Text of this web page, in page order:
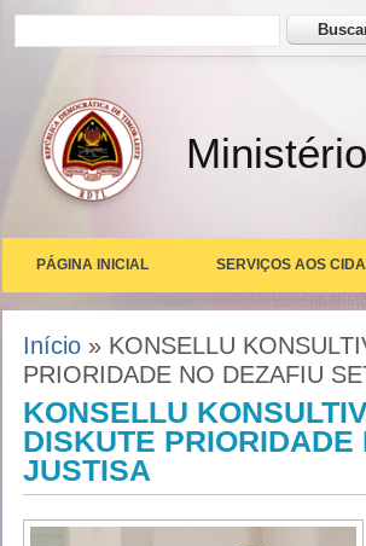
Formulário de busca Buscar
PÁGINA INICIAL SERVIÇOS AOS
Você está aqui
Início » KONSELLU
PRIORIDADE NO DEZAFIU
KONSELLU
DISKUTE
JUSTISA